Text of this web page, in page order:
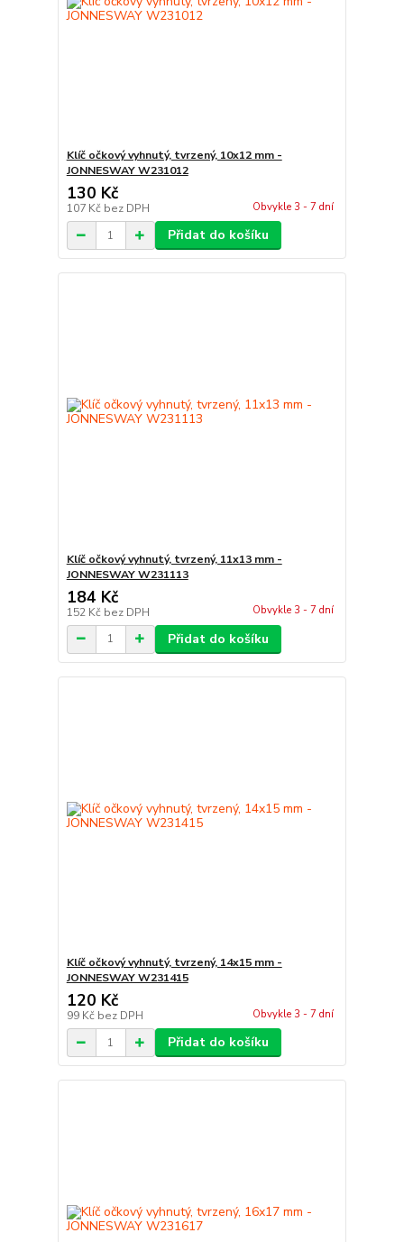
Klíč očkový vyhnutý, tvrzený, 10x12 mm -
JONNESWAY W231012
130 Kč
107 Kč bez DPH Obvykle 3 - 7 dní
Přidat do košíku
Klíč očkový vyhnutý, tvrzený, 11x13 mm -
JONNESWAY W231113
184 Kč
152 Kč bez DPH Obvykle 3 - 7 dní
Přidat do košíku
Klíč očkový vyhnutý, tvrzený, 14x15 mm -
JONNESWAY W231415
120 Kč
99 Kč bez DPH Obvykle 3 - 7 dní
Přidat do košíku